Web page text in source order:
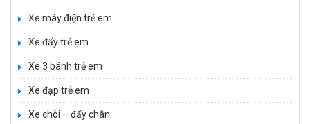
Xe máy điện trẻ em
Xe đẩy trẻ em
Xe 3 bánh trẻ em
Xe đạp trẻ em
Xe chòi – đẩy chân
Xe 3 bánh đạp trẻ em FE-188
Xe 3 bánh trẻ em 968